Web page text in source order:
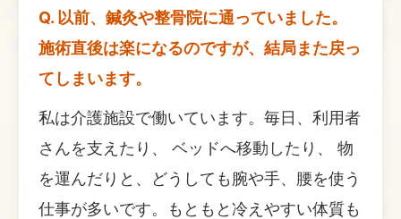
Q. 以前、鍼灸や整骨院に通っていました。
施術直後は楽になるのですが、結局また戻っ
てしまいます。
私は介護施設で働いています。毎日、利用者
さんを支えたり、 ベッドへ移動したり、 物
を運んだりと、どうしても腕や手、腰を使う
仕事が多いです。もともと冷えやすい体質も